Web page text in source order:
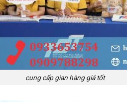
cung cấp gian hàng giá tốt